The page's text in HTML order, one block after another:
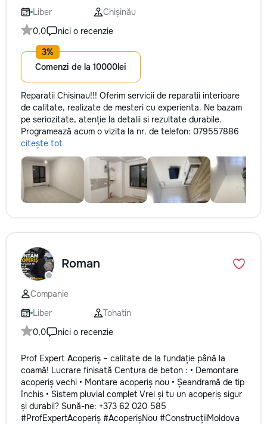
Liber
Chișinău
0,0
nici o recenzie
Comenzi de la 10000lei
Reparatii Chisinau!!! Oferim servicii de reparatii interioare
de calitate, realizate de mesteri cu experienta. Ne bazam
pe seriozitate, atenție la detalii si rezultate durabile.
Programează acum o vizita la nr. de telefon: 079557886
citește tot
Roman
Companie
Liber
Tohatin
0,0
nici o recenzie
Prof Expert Acoperiș – calitate de la fundație până la
coamă! Lucrare finisată Centura de beton : • Demontare
acoperiș vechi • Montare acoperiș nou • Șeandramă de tip
închis • Sistem pluvial complet Vrei și tu un acoperiș sigur
și durabil? Sună-ne: +373 62 020 585
#ProfExpertAcoperiș #AcoperișNou #ConstrucțiiMoldova